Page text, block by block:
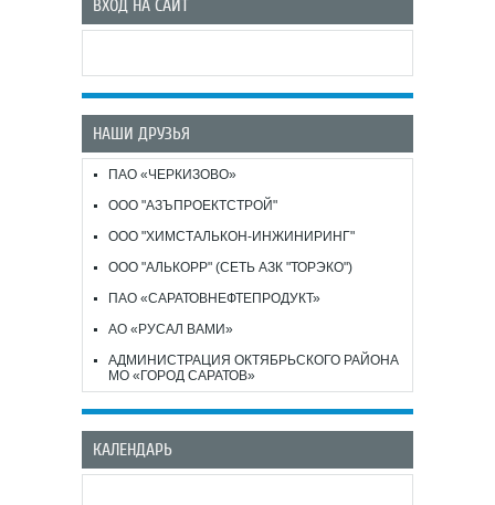
ВХОД НА САЙТ
НАШИ ДРУЗЬЯ
ПАО «ЧЕРКИЗОВО»
ООО "АЗЪПРОЕКТСТРОЙ"
ООО "ХИМСТАЛЬКОН-ИНЖИНИРИНГ"
ООО "АЛЬКОРР" (СЕТЬ АЗК "ТОРЭКО")
ПАО «САРАТОВНЕФТЕПРОДУКТ»
АО «РУСАЛ ВАМИ»
АДМИНИСТРАЦИЯ ОКТЯБРЬСКОГО РАЙОНА
МО «ГОРОД САРАТОВ»
КАЛЕНДАРЬ